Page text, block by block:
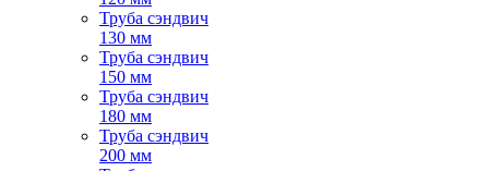
Труба сэндвич
130 мм
Труба сэндвич
150 мм
Труба сэндвич
180 мм
Труба сэндвич
200 мм